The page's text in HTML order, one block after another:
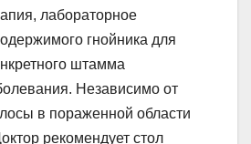
лабораторное
гнойника для
штамма
Независимо от
в пораженной области
рекомендует стол